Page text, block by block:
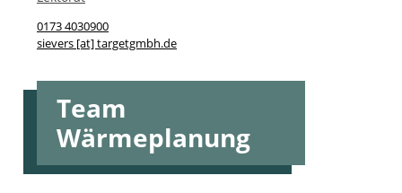
0173 4030900
sievers [at] targetgmbh.de
Team
Wärmeplanung